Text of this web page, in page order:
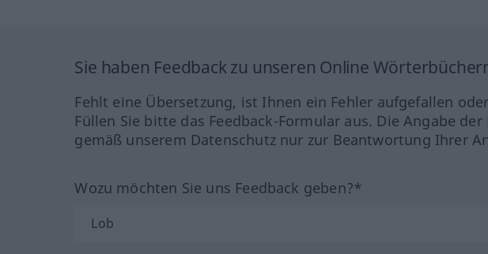
Sie haben Feedback zu unseren Online
Fehlt eine Übersetzung, ist Ihnen ein Fehler aufgefallen
Füllen Sie bitte das Feedback-Formular aus. Die Angabe
gemäß unserem Datenschutz nur zur Beantwortung Ihrer
Wozu möchten Sie uns Feedback geben?*